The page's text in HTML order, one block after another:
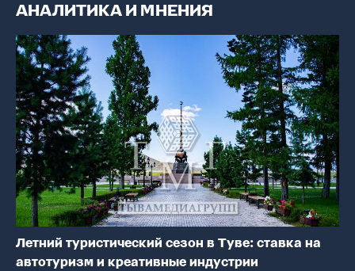
АНАЛИТИКА И МНЕНИЯ
Летний туристический сезон в Туве: ставка на
автотуризм и креативные индустрии